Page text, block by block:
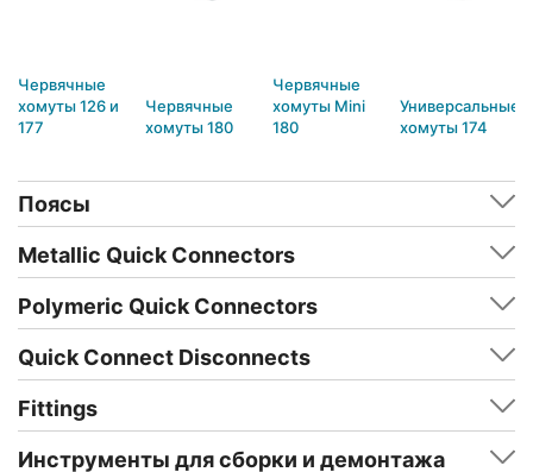
Червячные
хомуты 126 и
177
Червячные
хомуты 180
Червячные
хомуты Mini
180
Универсальные
хомуты 174
Поясы
Metallic Quick Connectors
Polymeric Quick Connectors
Quick Connect Disconnects
Fittings
Инструменты для сборки и демонтажа